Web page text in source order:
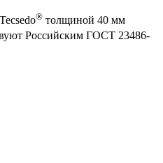
® толщиной 40 мм
Российским ГОСТ 23486-